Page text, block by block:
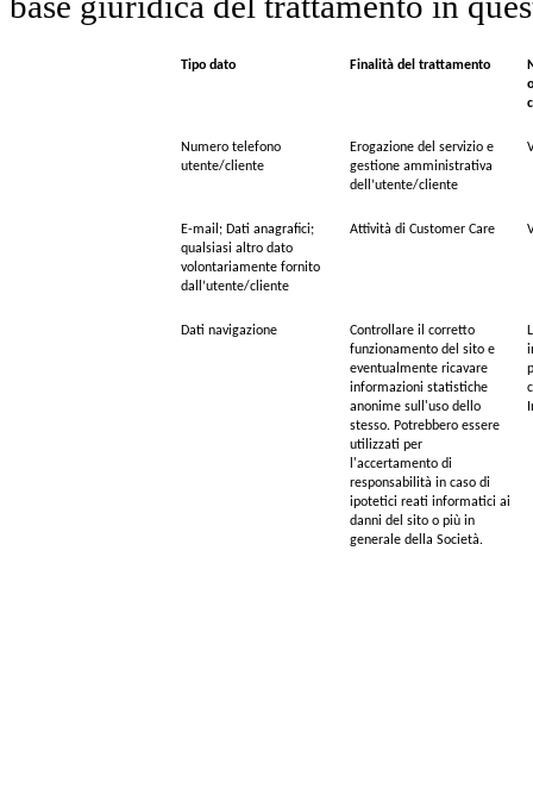
Tipo dato Finalità del trattamento
Numero telefono
utente/cliente
Erogazione del servizio e
gestione amministrativa
dell’utente/cliente
E-mail; Dati anagrafici;
qualsiasi altro dato
volontariamente fornito
dall’utente/cliente
Attività di Customer Care
Dati navigazione
Controllare il corretto
funzionamento del sito e
eventualmente ricavare
informazioni statistiche
anonime sull'uso dello
stesso. Potrebbero essere
utilizzati per
l'accertamento di
responsabilità in caso di
ipotetici reati informatici ai
danni del sito o più in
generale della Società.